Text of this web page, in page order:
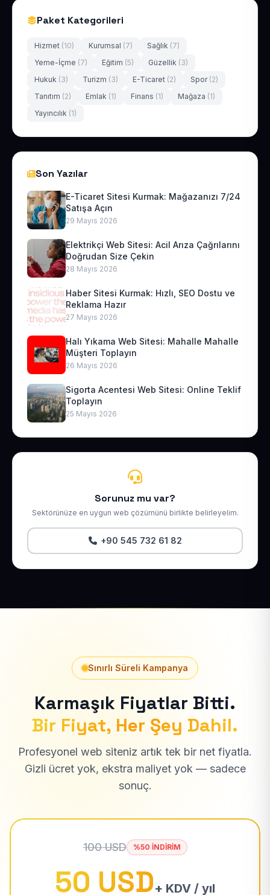
Paket Kategorileri
Hizmet (10) Kurumsal (7) Sağlık (7)
Yeme-İçme (7) Eğitim (5) Güzellik (3)
Hukuk (3) Turizm (3) E-Ticaret (2) Spor (2)
Tanıtım (2) Emlak (1) Finans (1) Mağaza (1)
Yayıncılık (1)
Son Yazılar
E-Ticaret Sitesi Kurmak: Mağazanızı 7/24
Satışa Açın
29 Mayıs 2026
Elektrikçi Web Sitesi: Acil Arıza Çağrılarını
Doğrudan Size Çekin
28 Mayıs 2026
Haber Sitesi Kurmak: Hızlı, SEO Dostu ve
Reklama Hazır
27 Mayıs 2026
Halı Yıkama Web Sitesi: Mahalle Mahalle
Müşteri Toplayın
26 Mayıs 2026
Sigorta Acentesi Web Sitesi: Online Teklif
Toplayın
25 Mayıs 2026
Sorunuz mu var?
Sektörünüze en uygun web çözümünü birlikte belirleyelim.
+90 545 732 61 82
Sınırlı Süreli Kampanya
Karmaşık Fiyatlar Bitti.
Bir Fiyat, Her Şey Dahil.
Profesyonel web siteniz artık tek bir net fiyatla.
Gizli ücret yok, ekstra maliyet yok — sadece
sonuç.
100 USD %50 İNDİRİM
50 USD+ KDV / yıl